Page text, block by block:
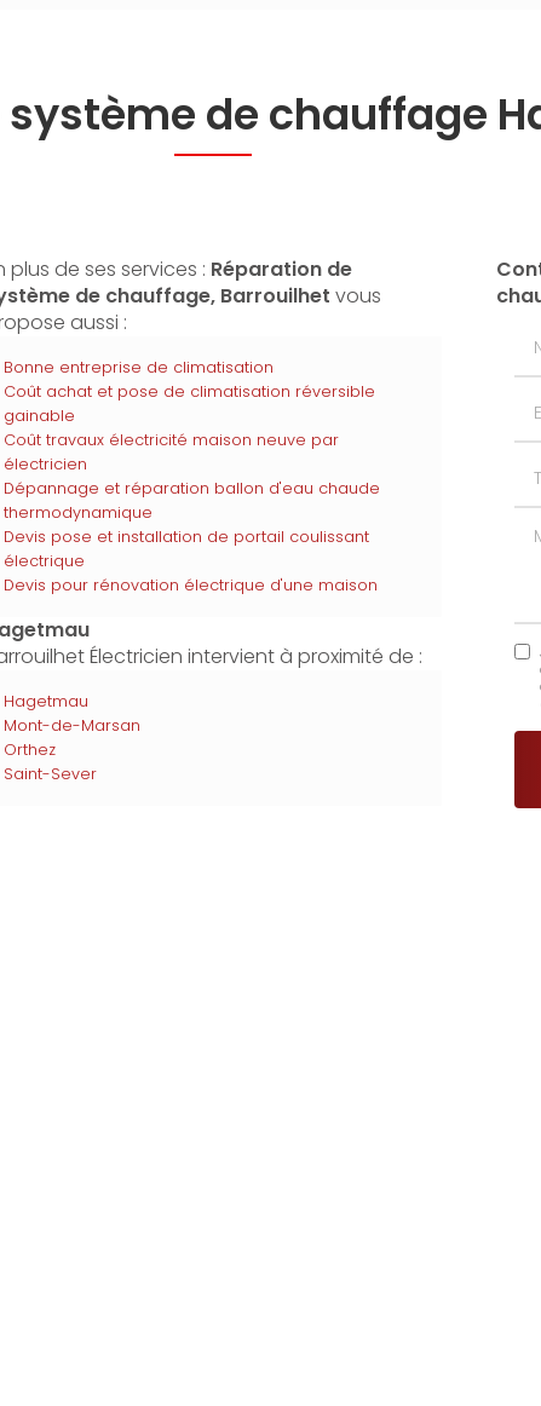
de chauffage
plus de ses services : Réparation de
de chauffage, Barrouilhet vous
aussi :
Bonne entreprise de climatisation
Coût achat et pose de climatisation réversible
gainable
Coût travaux électricité maison neuve par
électricien
Dépannage et réparation ballon d'eau chaude
thermodynamique
Devis pose et installation de portail coulissant
électrique
Devis pour rénovation électrique d'une maison
Électricien intervient à proximité de :
Hagetmau
Mont-de-Marsan
Orthez
Saint-Sever